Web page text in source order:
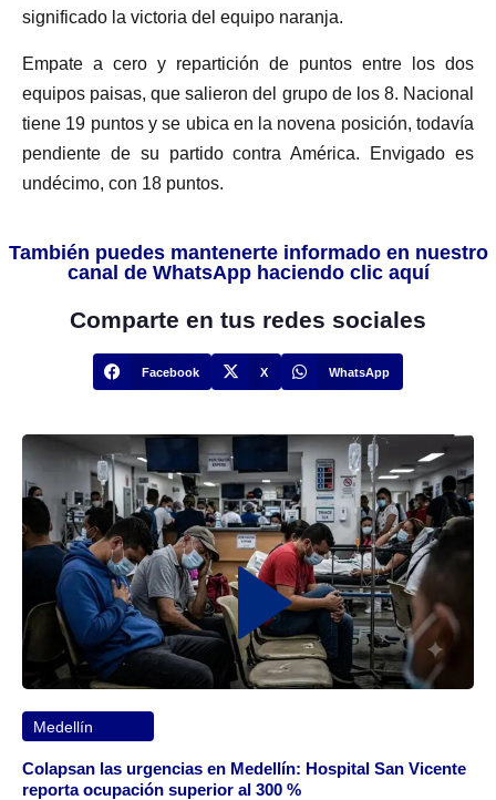
significado la victoria del equipo naranja.
Empate a cero y repartición de puntos entre los dos
equipos paisas, que salieron del grupo de los 8. Nacional
tiene 19 puntos y se ubica en la novena posición, todavía
pendiente de su partido contra América. Envigado es
undécimo, con 18 puntos.
También puedes mantenerte informado en nuestro
canal de WhatsApp haciendo clic aquí
Comparte en tus redes sociales
Facebook X WhatsApp
Medellín
Colapsan las urgencias en Medellín: Hospital San Vicente
reporta ocupación superior al 300 %